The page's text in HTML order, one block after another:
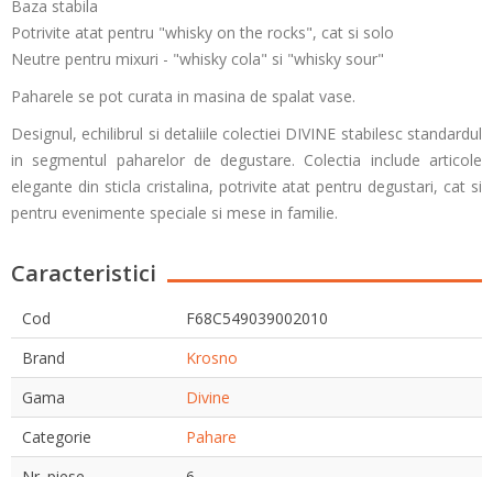
Baza stabila
Potrivite atat pentru "whisky on the rocks", cat si solo
Neutre pentru mixuri - "whisky cola" si "whisky sour"
Paharele se pot curata in masina de spalat vase.
Designul, echilibrul si detaliile colectiei DIVINE stabilesc standardul
in segmentul paharelor de degustare. Colectia include articole
elegante din sticla cristalina, potrivite atat pentru degustari, cat si
pentru evenimente speciale si mese in familie.
Caracteristici
Cod
F68C549039002010
Brand
Krosno
Gama
Divine
Categorie
Pahare